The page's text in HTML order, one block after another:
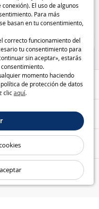
El uso de algunos
Para más
basan en tu consentimiento,
correcto funcionamiento del
tu consentimiento para
sin aceptar», estarás
momento haciendo
de protección de datos
clicaquí.
,95€
y Ocio